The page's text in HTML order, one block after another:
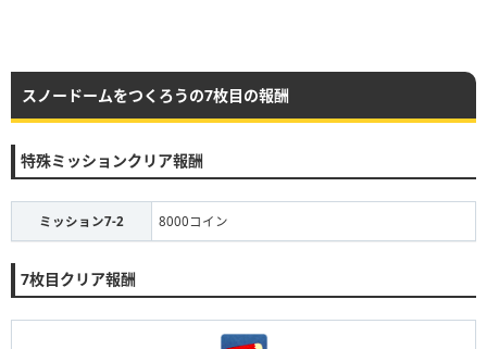
スノードームをつくろうの7枚目の報酬
特殊ミッションクリア報酬
ミッション7-2 8000コイン
7枚目クリア報酬